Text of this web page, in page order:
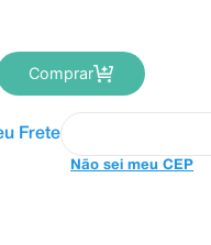
Comprar
Não sei meu CEP